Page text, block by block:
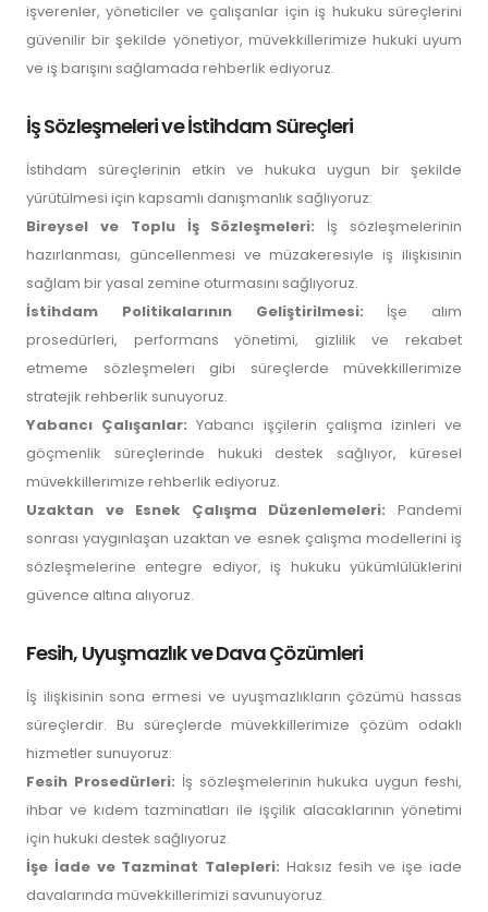
işverenler, yöneticiler ve çalışanlar için iş hukuku süreçlerini
güvenilir bir şekilde yönetiyor, müvekkillerimize hukuki uyum
ve iş barışını sağlamada rehberlik ediyoruz.
İş Sözleşmeleri ve İstihdam Süreçleri
İstihdam süreçlerinin etkin ve hukuka uygun bir şekilde
yürütülmesi için kapsamlı danışmanlık sağlıyoruz:
Bireysel ve Toplu İş Sözleşmeleri: İş sözleşmelerinin
hazırlanması, güncellenmesi ve müzakeresiyle iş ilişkisinin
sağlam bir yasal zemine oturmasını sağlıyoruz.
İstihdam Politikalarının Geliştirilmesi: İşe alım
prosedürleri, performans yönetimi, gizlilik ve rekabet
etmeme sözleşmeleri gibi süreçlerde müvekkillerimize
stratejik rehberlik sunuyoruz.
Yabancı Çalışanlar:Yabancı işçilerin çalışma izinleri ve
göçmenlik süreçlerinde hukuki destek sağlıyor, küresel
müvekkillerimize rehberlik ediyoruz.
Uzaktan ve Esnek Çalışma Düzenlemeleri: Pandemi
sonrası yaygınlaşan uzaktan ve esnek çalışma modellerini iş
sözleşmelerine entegre ediyor, iş hukuku yükümlülüklerini
güvence altına alıyoruz.
Fesih, Uyuşmazlık ve Dava Çözümleri
İş ilişkisinin sona ermesi ve uyuşmazlıkların çözümü hassas
süreçlerdir. Bu süreçlerde müvekkillerimize çözüm odaklı
hizmetler sunuyoruz:
Fesih Prosedürleri: İş sözleşmelerinin hukuka uygun feshi,
ihbar ve kıdem tazminatları ile işçilik alacaklarının yönetimi
için hukuki destek sağlıyoruz.
İşe İade ve Tazminat Talepleri: Haksız fesih ve işe iade
davalarında müvekkillerimizi savunuyoruz.